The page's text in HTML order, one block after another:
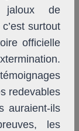
jaloux de
surtout
officielle
redevables
auraient-ils
les